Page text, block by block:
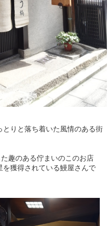
りと落ち着いた風情のある街
趣のある佇まいのこのお店
獲得されている鰻屋さんで